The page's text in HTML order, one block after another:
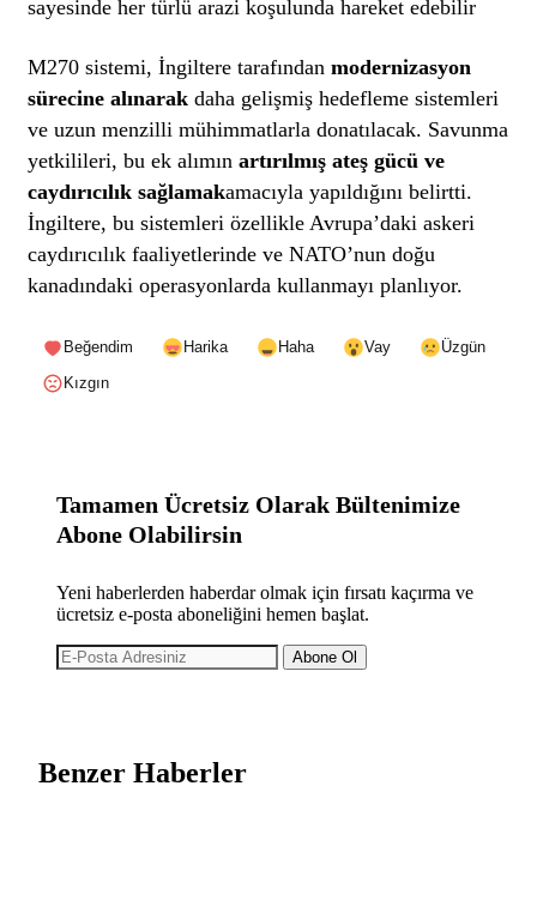
sayesinde her türlü arazi koşulunda hareket edebilir
M270 sistemi, İngiltere tarafındanmodernizasyon
sürecine alınarak daha gelişmiş hedefleme sistemleri
ve uzun menzilli mühimmatlarla donatılacak. Savunma
yetkilileri, bu ek alımınartırılmış ateş gücü ve
caydırıcılık sağlamakamacıyla yapıldığını belirtti.
İngiltere, bu sistemleri özellikle Avrupa’daki askeri
caydırıcılık faaliyetlerinde ve NATO’nun doğu
kanadındaki operasyonlarda kullanmayı planlıyor.
Beğendim Harika Haha Vay
Üzgün
Kızgın
Tamamen Ücretsiz Olarak Bültenimize
Abone Olabilirsin
Yeni haberlerden haberdar olmak için fırsatı kaçırma ve
ücretsiz e-posta aboneliğini hemen başlat.
Abone Ol
Benzer Haberler